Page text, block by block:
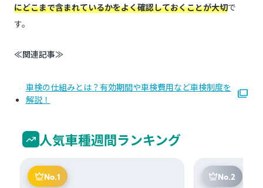
にどこまで含まれているかをよく確認しておくことが大切で
す。
≪関連記事≫
車検の仕組みとは？有効期間や車検費用など車検制度を
解説！